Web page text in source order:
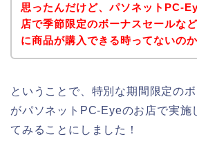
思ったんだけど、パソネットPC-
店で季節限定のボーナスセールな
に商品が購入できる時ってないのか
ということで、特別な期間限定の
がパソネットPC-Eyeのお店で実施
てみることにしました！